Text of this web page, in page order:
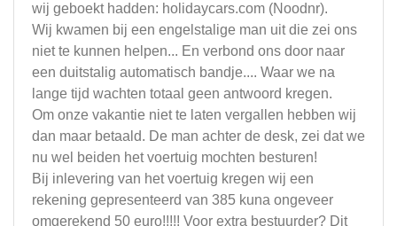
wij geboekt hadden: holidaycars.com (Noodnr).
Wij kwamen bij een engelstalige man uit die zei ons
niet te kunnen helpen... En verbond ons door naar
een duitstalig automatisch bandje.... Waar we na
lange tijd wachten totaal geen antwoord kregen.
Om onze vakantie niet te laten vergallen hebben wij
dan maar betaald. De man achter de desk, zei dat we
nu wel beiden het voertuig mochten besturen!
Bij inlevering van het voertuig kregen wij een
rekening gepresenteerd van 385 kuna ongeveer
omgerekend 50 euro!!!!! Voor extra bestuurder? Dit